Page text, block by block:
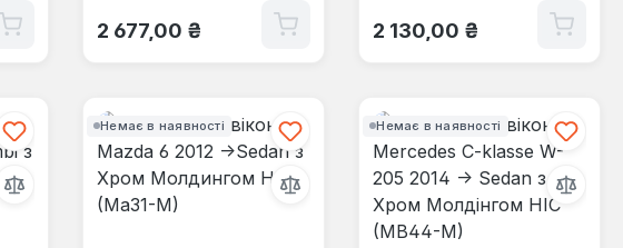
Звичайна ціна:
2 677,00 ₴ Звичайна ціна:
2 130,00 ₴
Немає в наявності Немає в наявності